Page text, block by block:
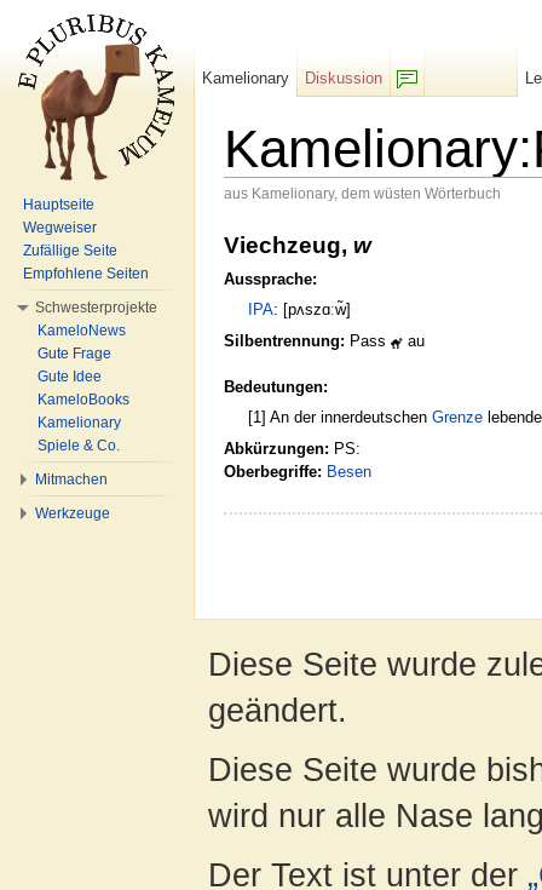
aus Kamelionary, dem wüsten Wörterbuch
Viechzeug, w
Aussprache:
IPA: [pʌszɑːw̃]
Silbentrennung: Pass au
Bedeutungen:
[1] An der innerdeutschenGrenze
Abkürzungen: PS:
Oberbegriffe: Besen
Kamelionary
Diskussion
Hauptseite
Wegweiser
Zufällige Seite
Empfohlene Seiten
Schwesterprojekte
KameloNews
Gute Frage
Gute Idee
KameloBooks
Kamelionary
Spiele & Co.
Mitmachen
Werkzeuge
Diese Seite wurde
geändert.
Diese Seite wurde
wird nur alle Nase
Der Text ist unter der